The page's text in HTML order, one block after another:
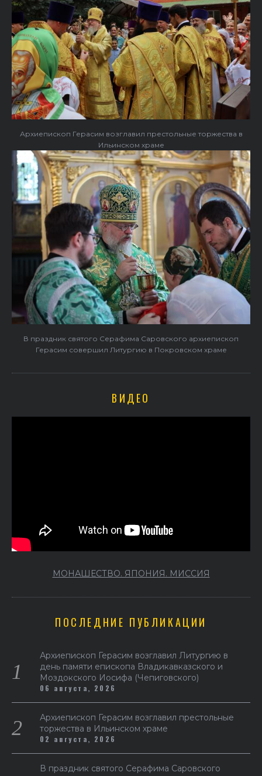
Архиепископ Герасим возглавил престольные торжества в
Ильинском храме
В праздник святого Серафима Саровского архиепископ
Герасим совершил Литургию в Покровском храме
ВИДЕО
МОНАШЕСТВО. ЯПОНИЯ. МИССИЯ
ПОСЛЕДНИЕ ПУБЛИКАЦИИ
Архиепископ Герасим возглавил Литургию в
день памяти епископа Владикавказского и
Моздокского Иосифа (Чепиговского)
06 августа, 2026
Архиепископ Герасим возглавил престольные
торжества в Ильинском храме
02 августа, 2026
В праздник святого Серафима Саровского